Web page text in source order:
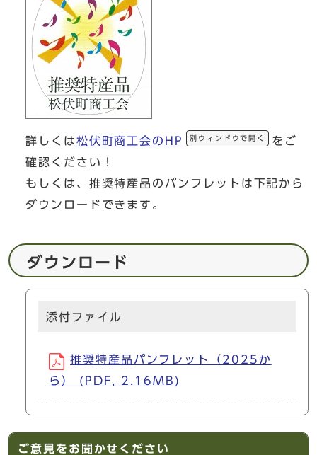
詳しくは松伏町商工会のHP 別ウィンドウで開く
をご
確認ください！
もしくは、推奨特産品のパンフレットは下記から
ダウンロードできます。
ダウンロード
添付ファイル
推奨特産品パンフレット（2025か
ら） (PDF, 2.16MB)
ご意見をお聞かせください